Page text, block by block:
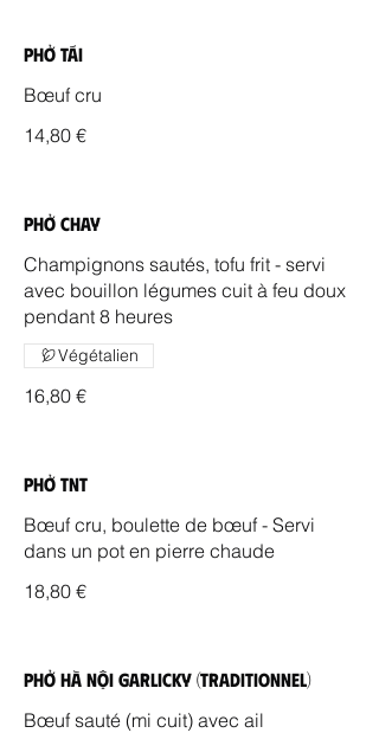
Phở Tái
Bœuf cru
14,80 €
Phở Chay
Champignons sautés, tofu frit - servi
avec bouillon légumes cuit à feu doux
pendant 8 heures
16,80 €
Végétalien
Phở TNT
Bœuf cru, boulette de bœuf - Servi
dans un pot en pierre chaude
18,80 €
Phở Hà Nội Garlicky (Traditionnel)
Bœuf sauté (mi cuit) avec ail